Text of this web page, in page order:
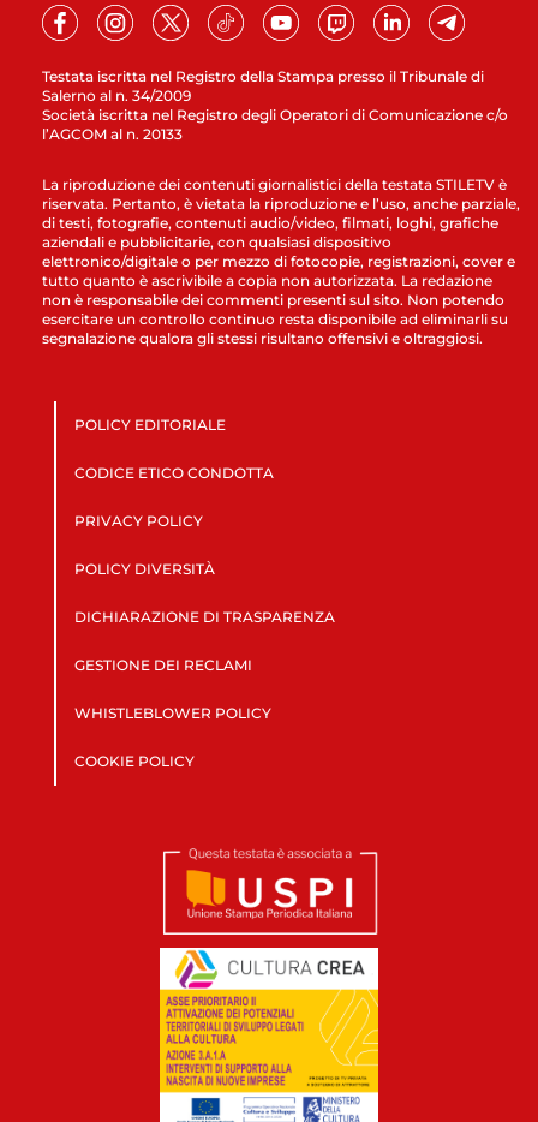
Testata iscritta nel Registro della Stampa presso il Tribunale di
Salerno al n. 34/2009
Società iscritta nel Registro degli Operatori di Comunicazione c/o
l’AGCOM al n. 20133
La riproduzione dei contenuti giornalistici della testata STILETV è
riservata. Pertanto, è vietata la riproduzione e l’uso, anche parziale,
di testi, fotografie, contenuti audio/video, filmati, loghi, grafiche
aziendali e pubblicitarie, con qualsiasi dispositivo
elettronico/digitale o per mezzo di fotocopie, registrazioni, cover e
tutto quanto è ascrivibile a copia non autorizzata. La redazione
non è responsabile dei commenti presenti sul sito. Non potendo
esercitare un controllo continuo resta disponibile ad eliminarli su
segnalazione qualora gli stessi risultano offensivi e oltraggiosi.
POLICY EDITORIALE
CODICE ETICO CONDOTTA
PRIVACY POLICY
POLICY DIVERSITÀ
DICHIARAZIONE DI TRASPARENZA
GESTIONE DEI RECLAMI
WHISTLEBLOWER POLICY
COOKIE POLICY